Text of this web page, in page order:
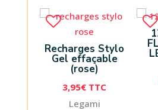
Recharges Stylo
Gel effaçable
(rose)
3,95€ TTC
Legami